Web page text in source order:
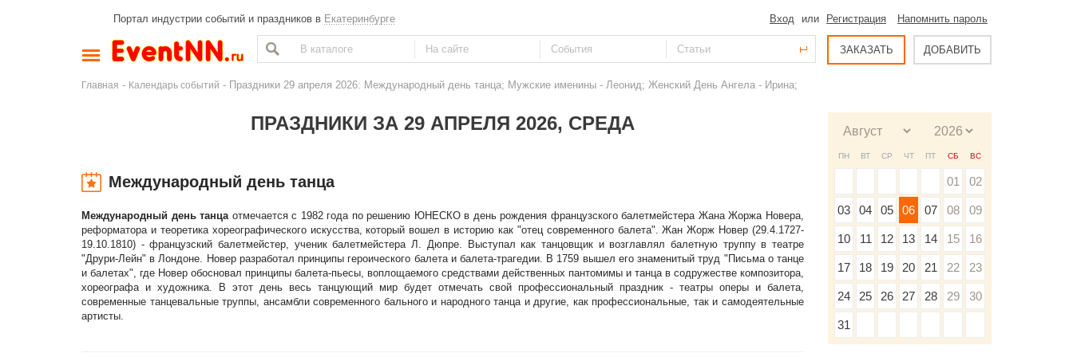
Портал индустрии событий и праздников в Екатеринбурге Вход или Регистрация Напомнить пароль
ЗАКАЗАТЬ ДОБАВИТЬ
Главная - Календарь событий - Праздники 29 апреля 2026: Международный день танца; Мужские именины - Леонид; Женский День Ангела - Ирина;
ПРАЗДНИКИ ЗА 29 АПРЕЛЯ 2026, СРЕДА
Международный день танца
Международный день танцаотмечается с 1982 года по решению ЮНЕСКО в день рождения французского балетмейстера Жана Жоржа Новера,
реформатора и теоретика хореографического искусства, который вошел в историю как "отец современного балета". Жан Жорж Новер (29.4.1727-
19.10.1810) - французский балетмейстер, ученик балетмейстера Л. Дюпре. Выступал как танцовщик и возглавлял балетную труппу в театре
"Друри-Лейн" в Лондоне. Новер разработал принципы героического балета и балета-трагедии. В 1759 вышел его знаменитый труд "Письма о танце
и балетах", где Новер обосновал принципы балета-пьесы, воплощаемого средствами действенных пантомимы и танца в содружестве композитора,
хореографа и художника. В этот день весь танцующий мир будет отмечать свой профессиональный праздник - театры оперы и балета,
современные танцевальные труппы, ансамбли современного бального и народного танца и другие, как профессиональные, так и самодеятельные
артисты.
ПН ВТ СР ЧТ ПТ СБ ВС
01 02
03 04 05 06 07 08 09
10 11 12 13 14 15 16
17 18 19 20 21 22 23
24 25 26 27 28 29 30
31